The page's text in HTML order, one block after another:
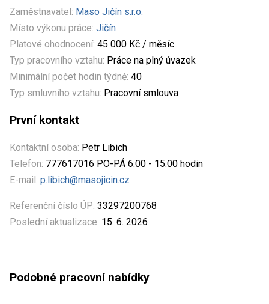
Zaměstnavatel: Maso Jičín s.r.o.
Místo výkonu práce: Jičín
Platové ohodnocení: 45 000 Kč / měsíc
Typ pracovního vztahu: Práce na plný úvazek
Minimální počet hodin týdně: 40
Typ smluvního vztahu: Pracovní smlouva
První kontakt
Kontaktní osoba: Petr Libich
Telefon: 777617016 PO-PÁ 6:00 - 15:00 hodin
E-mail: p.libich@masojicin.cz
Referenční číslo ÚP: 33297200768
Poslední aktualizace: 15. 6. 2026
Podobné pracovní nabídky